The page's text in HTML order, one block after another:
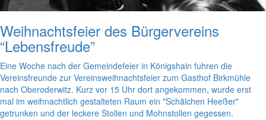
Weihnachtsfeier des Bürgervereins
“Lebensfreude”
Eine Woche nach der Gemeindefeier in Königshain fuhren die
Vereinsfreunde zur Vereinsweihnachtsfeier zum Gasthof Birkmühle
nach Oberoderwitz. Kurz vor 15 Uhr dort angekommen, wurde erst
mal im weihnachtlich gestalteten Raum ein "Schälchen Heeßer"
getrunken und der leckere Stollen und Mohnstollen gegessen.